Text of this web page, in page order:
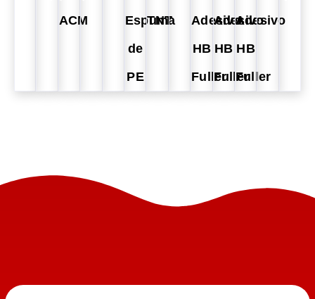
ACM
Espuma
de
PE
TNT
Adesivo
HB
Fuller
Adesivo
HB
Fuller
Adesivo
HB
Fuller